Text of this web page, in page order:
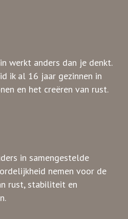
werkt anders dan je denkt.
ik al 16 jaar gezinnen in
en het creëren van rust.
in samengestelde
nemen voor de
rust, stabiliteit en